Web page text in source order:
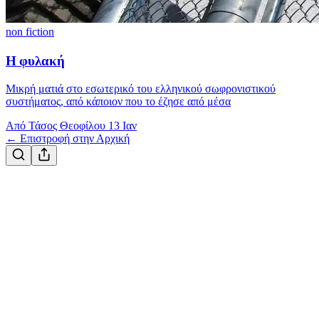
non fiction
Η φυλακή
Μικρή ματιά στο εσωτερικό του ελληνικού σωφρονιστικού
συστήματος, από κάποιον που το έζησε από μέσα
Από Τάσος Θεοφίλου 13 Ιαν
← Επιστροφή στην Αρχική